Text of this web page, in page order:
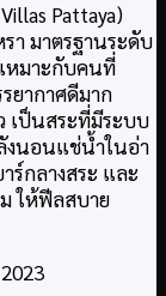
Pattaya)
า มาตรฐานระดับ
หมาะกับคนที่
ยากาศดีมาก
เป็นสระที่มีระบบ
งนอนแช่น้ำในอ่า
กลางสระ และ
ให้ฟีลสบาย